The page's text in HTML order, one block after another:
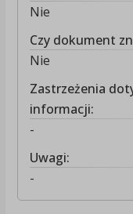
Nie
Czy dokument
Nie
Zastrzeżenia
informacji:
-
Uwagi:
-